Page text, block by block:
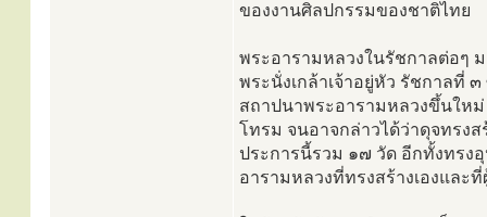
ของงานศิลปกรรมของชาติไทย
พระอารามหลวงในรัชกาลต่อๆ
พระนั่งเกล้าเจ้าอยู่หัว รัชกาลที่
สถาปนาพระอารามหลวงขึ้นให
โทรม จนอาจกล่าวได้ว่าดุจทรง
ประการนี้รวม ๑๗ วัด อีกทั้งทร
อารามหลวงที่ทรงสร้างเองและ